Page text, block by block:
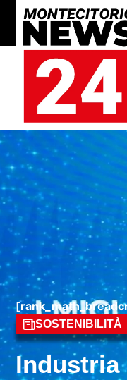
SOSTENIBILITÀ
Industria